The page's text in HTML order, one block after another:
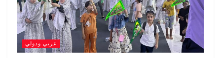
عربي ودولي